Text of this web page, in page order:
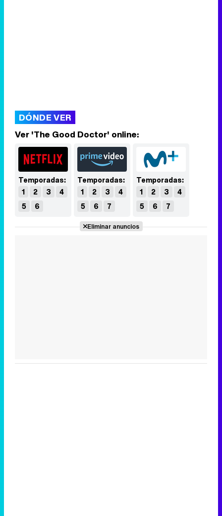
DÓNDE VER
Ver 'The Good Doctor' online:
Temporadas:
1
2 3
4
5
6
Temporadas:
1
2 3
4
5
6 7
Temporadas:
1
2 3
4
5
6 7
Eliminar anuncios